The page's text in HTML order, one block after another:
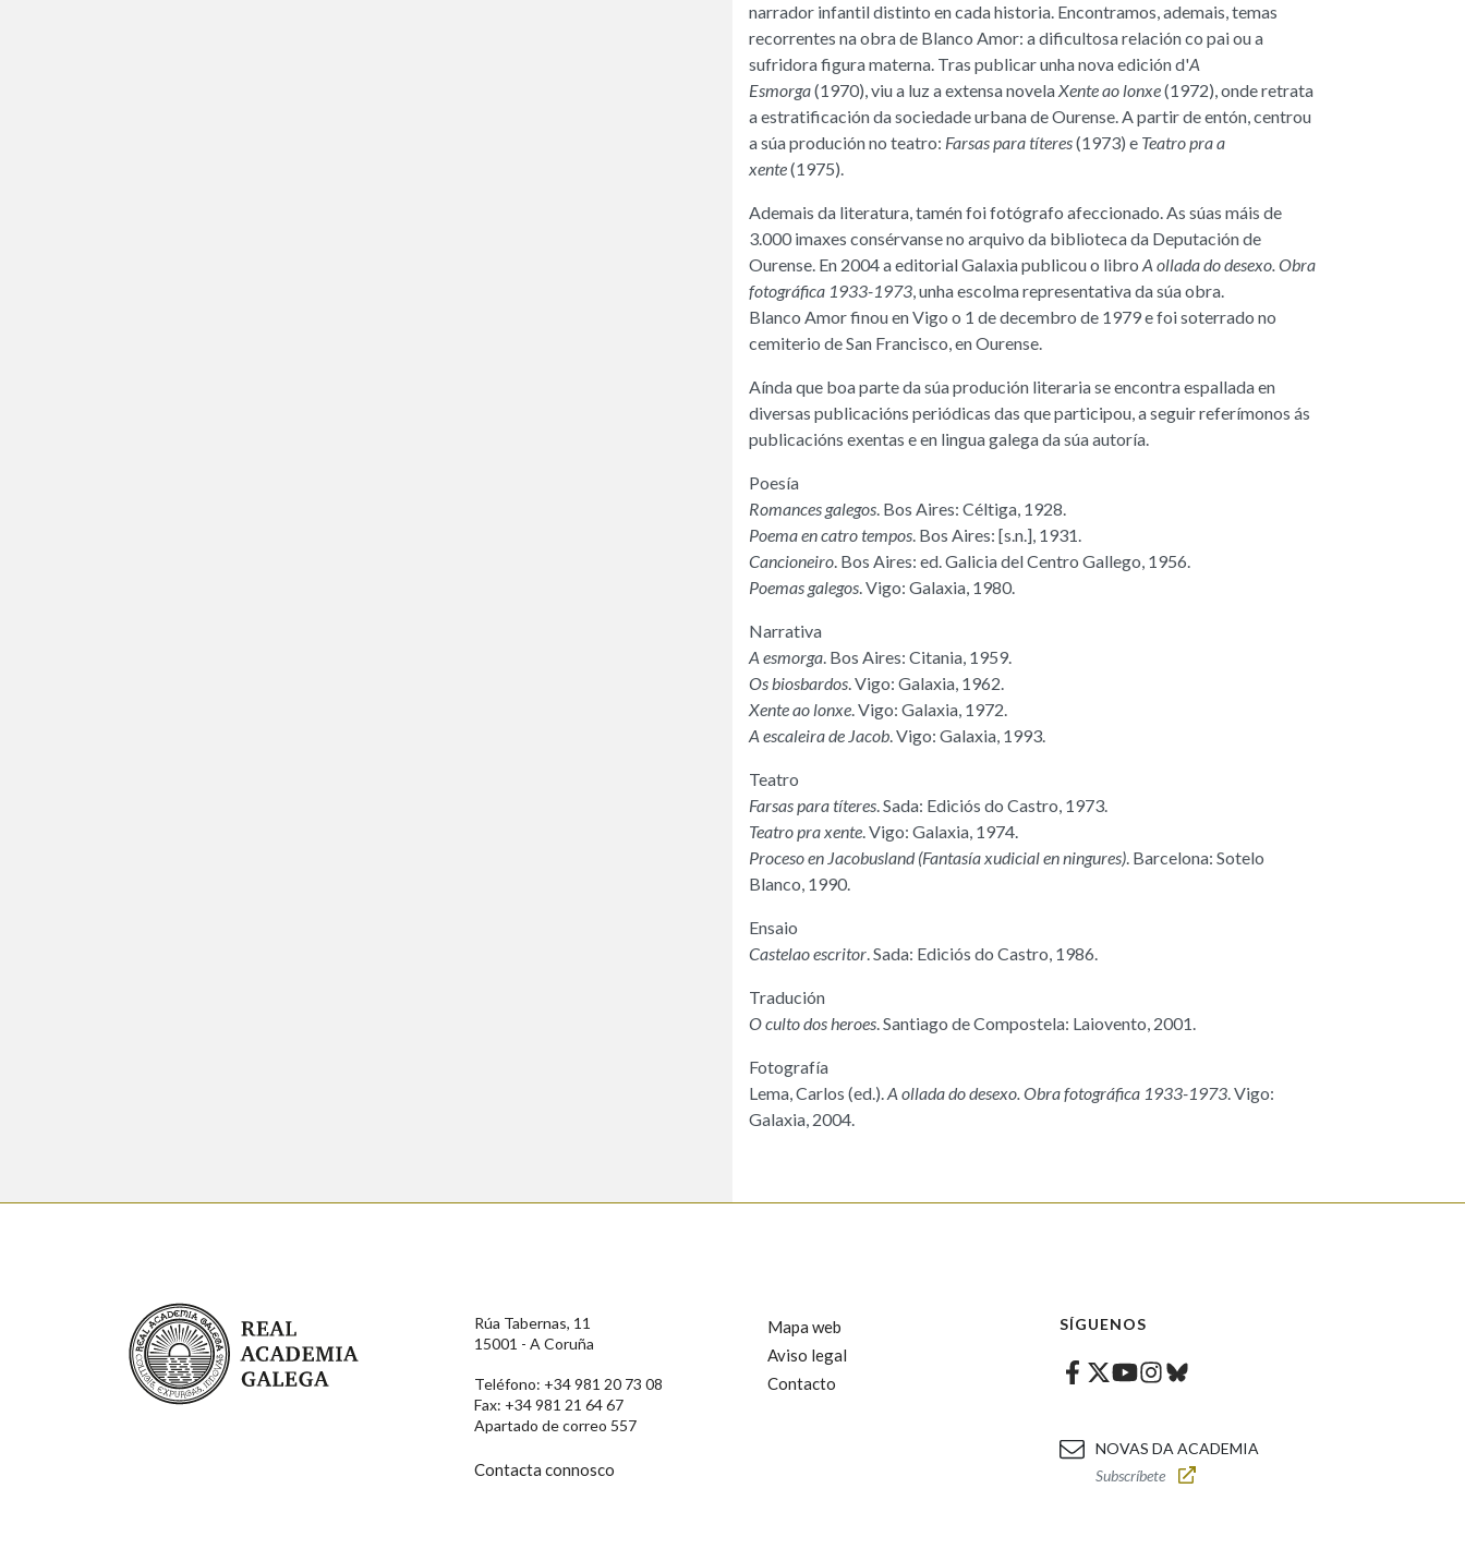
narrador infantil distinto en cada historia. Encontramos, ademais, temas
recorrentes na obra de Blanco Amor: a dificultosa relación co pai ou a
sufridora figura materna. Tras publicar unha nova edición d'A
Esmorga(1970), viu a luz a extensa novelaXente ao lonxe(1972), onde retrata
a estratificación da sociedade urbana de Ourense. A partir de entón, centrou
a súa produción no teatro: Farsas para títeres(1973) e Teatro pra a
xente(1975).
Ademais da literatura, tamén foi fotógrafo afeccionado. As súas máis de
3.000 imaxes consérvanse no arquivo da biblioteca da Deputación de
Ourense. En 2004 a editorial Galaxia publicou o libro A ollada do desexo. Obra
fotográfica 1933-1973, unha escolma representativa da súa obra.
Blanco Amor finou en Vigo o 1 de decembro de 1979 e foi soterrado no
cemiterio de San Francisco, en Ourense.
Aínda que boa parte da súa produción literaria se encontra espallada en
diversas publicacións periódicas das que participou, a seguir referímonos ás
publicacións exentas e en lingua galega da súa autoría.
Poesía
Romances galegos. Bos Aires: Céltiga, 1928.
Poema en catro tempos. Bos Aires: [s.n.], 1931.
Cancioneiro. Bos Aires: ed. Galicia del Centro Gallego, 1956.
Poemas galegos. Vigo: Galaxia, 1980.
Narrativa
A esmorga. Bos Aires: Citania, 1959.
Os biosbardos. Vigo: Galaxia, 1962.
Xente ao lonxe. Vigo: Galaxia, 1972.
A escaleira de Jacob. Vigo: Galaxia, 1993.
Teatro
Farsas para títeres. Sada: Ediciós do Castro, 1973.
Teatro pra xente. Vigo: Galaxia, 1974.
Proceso en Jacobusland (Fantasía xudicial en ningures). Barcelona: Sotelo
Blanco, 1990.
Ensaio
Castelao escritor. Sada: Ediciós do Castro, 1986.
Tradución
O culto dos heroes. Santiago de Compostela: Laiovento, 2001.
Fotografía
Lema, Carlos (ed.).A ollada do desexo. Obra fotográfica 1933-1973. Vigo:
Galaxia, 2004.
Real Academia Galega
Rúa Tabernas, 11
15001 - A Coruña
Teléfono: +34 981 20 73 08
Fax: +34 981 21 64 67
Apartado de correo 557
Contacta connosco
Mapa web
Aviso legal
Contacto
SÍGUENOS
Facebook
Twitter
Youtube
Instagram
Bluesky
NOVAS DA ACADEMIA
Subscríbete